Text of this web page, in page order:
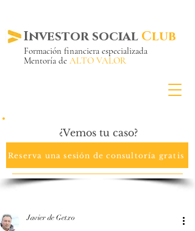
Investor social Club
Formación financiera especializada
Mentoría de ALTO VALOR
¿Vemos tu caso?
Reserva una sesión de consultoría gratis
Javier de Getxo